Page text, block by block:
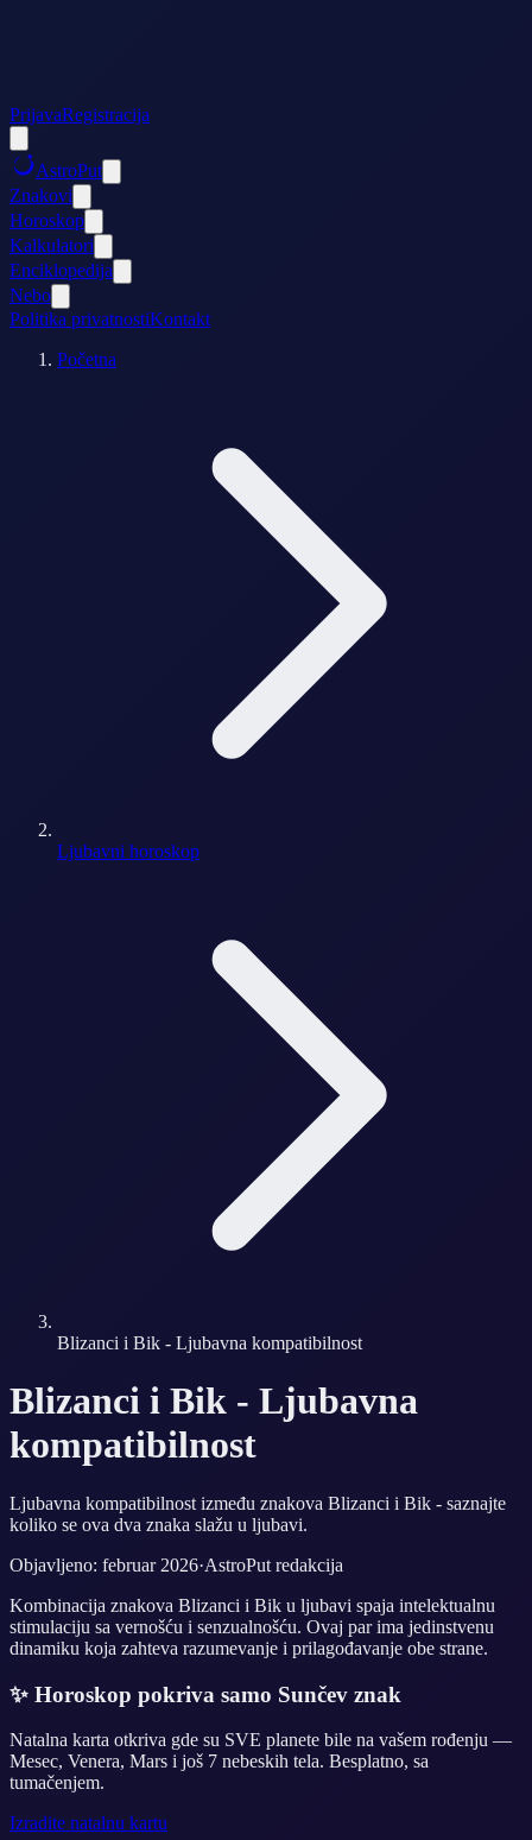
PrijavaRegistracija
AstroPut
Znakovi
Horoskop
Kalkulatori
Enciklopedija
Nebo
Politika privatnostiKontakt
Početna
Ljubavni horoskop
Blizanci i Bik - Ljubavna kompatibilnost
Blizanci i Bik - Ljubavna
kompatibilnost
Ljubavna kompatibilnost između znakova Blizanci i Bik - saznajte
koliko se ova dva znaka slažu u ljubavi.
Objavljeno: februar 2026·AstroPut redakcija
Kombinacija znakova Blizanci i Bik u ljubavi spaja intelektualnu
stimulaciju sa vernošću i senzualnošću. Ovaj par ima jedinstvenu
dinamiku koja zahteva razumevanje i prilagođavanje obe strane.
✨ Horoskop pokriva samo Sunčev znak
Natalna karta otkriva gde su SVE planete bile na vašem rođenju —
Mesec, Venera, Mars i još 7 nebeskih tela. Besplatno, sa
tumačenjem.
Izradite natalnu kartu